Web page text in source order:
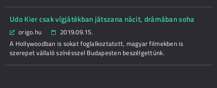
Udo Kier csak vígjátékban játszana nácit, drámában soha
origo.hu
2019.09.15.
A Hollywoodban is sokat foglalkoztatott, magyar filmekben is
szerepet vállaló színésszel Budapesten beszélgettünk.